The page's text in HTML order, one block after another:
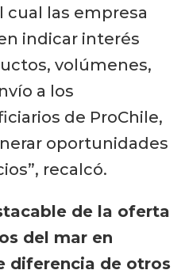
cual las empresa
indicar interés
volúmenes,
a los
de ProChile,
oportunidades
recalcó.
de la oferta
del mar en
diferencia de otros